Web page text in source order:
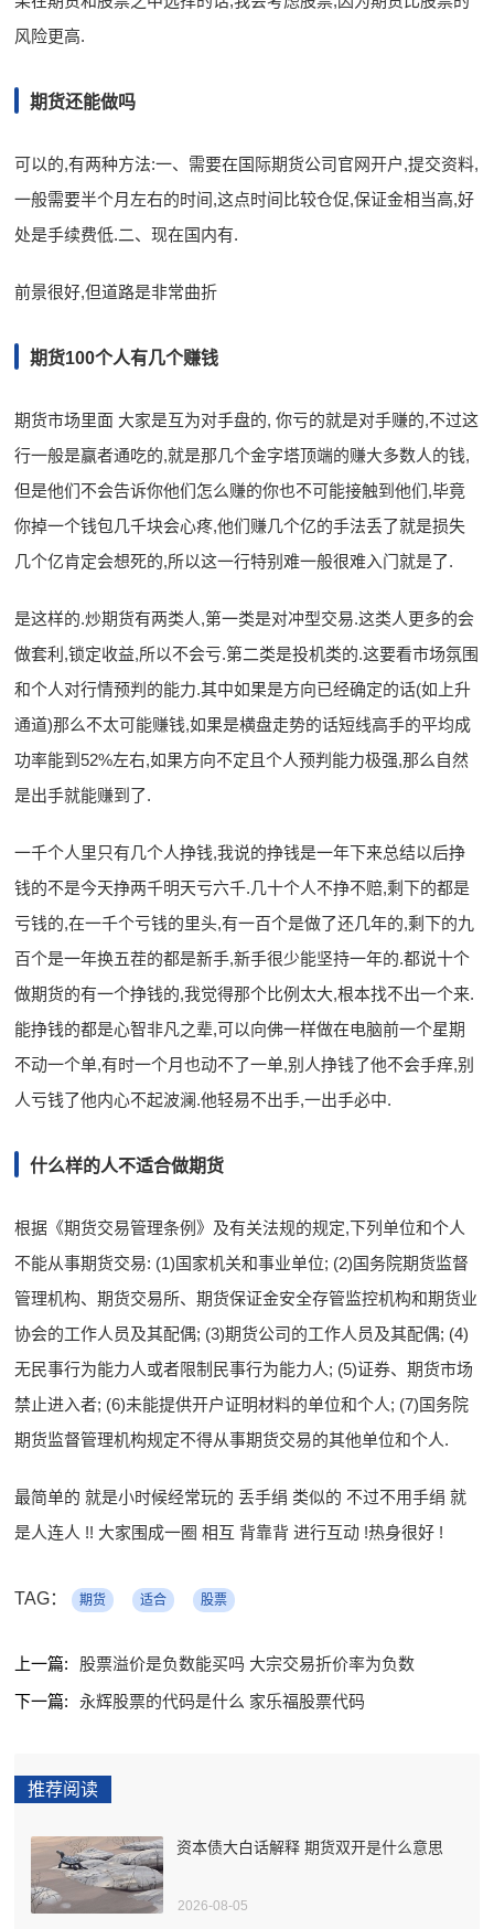
风险更高.
期货还能做吗
可以的,有两种方法:一、需要在国际期货公司官网开户,提交资料,
一般需要半个月左右的时间,这点时间比较仓促,保证金相当高,好
处是手续费低.二、现在国内有.
前景很好,但道路是非常曲折
期货100个人有几个赚钱
期货市场里面 大家是互为对手盘的, 你亏的就是对手赚的,不过这
行一般是赢者通吃的,就是那几个金字塔顶端的赚大多数人的钱,
但是他们不会告诉你他们怎么赚的你也不可能接触到他们,毕竟
你掉一个钱包几千块会心疼,他们赚几个亿的手法丢了就是损失
几个亿肯定会想死的,所以这一行特别难一般很难入门就是了.
是这样的.炒期货有两类人,第一类是对冲型交易.这类人更多的会
做套利,锁定收益,所以不会亏.第二类是投机类的.这要看市场氛围
和个人对行情预判的能力.其中如果是方向已经确定的话(如上升
通道)那么不太可能赚钱,如果是横盘走势的话短线高手的平均成
功率能到52%左右,如果方向不定且个人预判能力极强,那么自然
是出手就能赚到了.
一千个人里只有几个人挣钱,我说的挣钱是一年下来总结以后挣
钱的不是今天挣两千明天亏六千.几十个人不挣不赔,剩下的都是
亏钱的,在一千个亏钱的里头,有一百个是做了还几年的,剩下的九
百个是一年换五茬的都是新手,新手很少能坚持一年的.都说十个
做期货的有一个挣钱的,我觉得那个比例太大,根本找不出一个来.
能挣钱的都是心智非凡之辈,可以向佛一样做在电脑前一个星期
不动一个单,有时一个月也动不了一单,别人挣钱了他不会手痒,别
人亏钱了他内心不起波澜.他轻易不出手,一出手必中.
什么样的人不适合做期货
根据《期货交易管理条例》及有关法规的规定,下列单位和个人
不能从事期货交易: (1)国家机关和事业单位; (2)国务院期货监督
管理机构、期货交易所、期货保证金安全存管监控机构和期货业
协会的工作人员及其配偶; (3)期货公司的工作人员及其配偶; (4)
无民事行为能力人或者限制民事行为能力人; (5)证券、期货市场
禁止进入者; (6)未能提供开户证明材料的单位和个人; (7)国务院
期货监督管理机构规定不得从事期货交易的其他单位和个人.
最简单的 就是小时候经常玩的 丢手绢 类似的 不过不用手绢 就
是人连人 !! 大家围成一圈 相互 背靠背 进行互动 !热身很好 !
TAG： 期货 适合 股票
上一篇:
股票溢价是负数能买吗 大宗交易折价率为负数
下一篇:
永辉股票的代码是什么 家乐福股票代码
推荐阅读
资本债大白话解释 期货双开是什么意思
2026-08-05